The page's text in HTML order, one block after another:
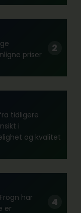
priser
tidligere
i
og kvalitet
har
er